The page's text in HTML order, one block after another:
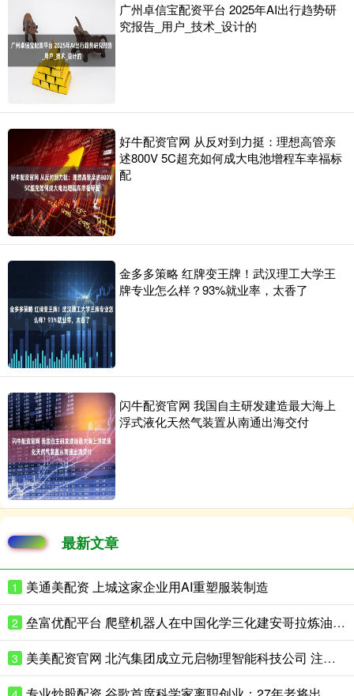
广州卓信宝配资平台 2025年AI出行趋势研
究报告_用户_技术_设计的
好牛配资官网 从反对到力挺：理想高管亲
述800V 5C超充如何成大电池增程车幸福标
配
金多多策略 红牌变王牌！武汉理工大学王
牌专业怎么样？93%就业率，太香了
闪牛配资官网 我国自主研发建造最大海上
浮式液化天然气装置从南通出海交付
最新文章
1 美通美配资 上城这家企业用AI重塑服装制造
2 垒富优配平台 爬壁机器人在中国化学三化建安哥拉炼油项目完成实战演练
3 美美配资官网 北汽集团成立元启物理智能科技公司 注册资本8亿